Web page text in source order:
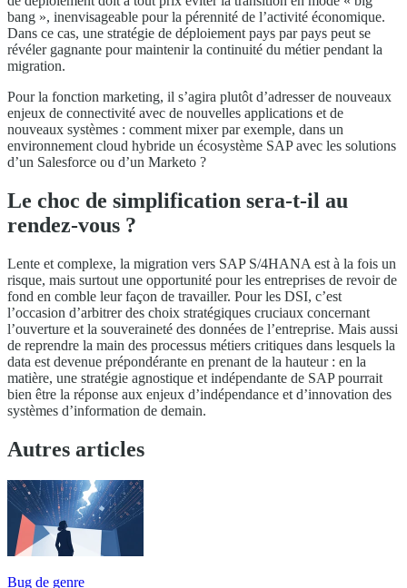
bang », inenvisageable pour la pérennité de l’activité économique.
Dans ce cas, une stratégie de déploiement pays par pays peut se
révéler gagnante pour maintenir la continuité du métier pendant la
migration.
Pour la fonction marketing, il s’agira plutôt d’adresser de nouveaux
enjeux de connectivité avec de nouvelles applications et de
nouveaux systèmes : comment mixer par exemple, dans un
environnement cloud hybride un écosystème SAP avec les solutions
d’un Salesforce ou d’un Marketo ?
Le choc de simplification sera-t-il au
rendez-vous ?
Lente et complexe, la migration vers SAP S/4HANA est à la fois un
risque, mais surtout une opportunité pour les entreprises de revoir de
fond en comble leur façon de travailler. Pour les DSI, c’est
l’occasion d’arbitrer des choix stratégiques cruciaux concernant
l’ouverture et la souveraineté des données de l’entreprise. Mais aussi
de reprendre la main des processus métiers critiques dans lesquels la
data est devenue prépondérante en prenant de la hauteur : en la
matière, une stratégie agnostique et indépendante de SAP pourrait
bien être la réponse aux enjeux d’indépendance et d’innovation des
systèmes d’information de demain.
Autres articles
Bug de genre